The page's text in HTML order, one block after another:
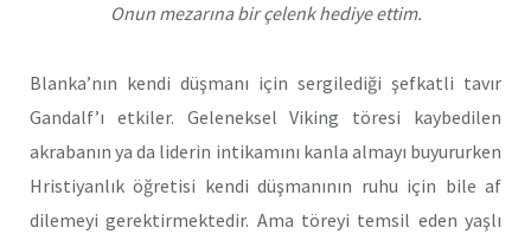
Onun mezarına bir çelenk hediye ettim.
Blanka’nın kendi düşmanı için sergilediği şefkatli tavır
Gandalf’ı etkiler. Geleneksel Viking töresi kaybedilen
akrabanın ya da liderin intikamını kanla almayı buyururken
Hristiyanlık öğretisi kendi düşmanının ruhu için bile af
dilemeyi gerektirmektedir. Ama töreyi temsil eden yaşlı